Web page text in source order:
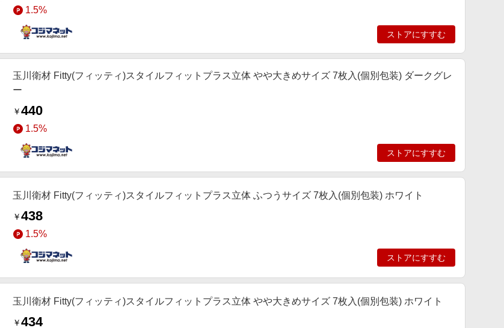
1.5%
ストアにすすむ
玉川衛材 Fitty(フィッティ)スタイルフィットプラス立体 やや大きめサイズ 7枚入(個別包装) ダークグレ
￥ 440
1.5%
ストアにすすむ
玉川衛材 Fitty(フィッティ)スタイルフィットプラス立体 ふつうサイズ 7枚入(個別包装) ホワイト
￥ 438
1.5%
ストアにすすむ
玉川衛材 Fitty(フィッティ)スタイルフィットプラス立体 やや大きめサイズ 7枚入(個別包装) ホワイト
￥ 434